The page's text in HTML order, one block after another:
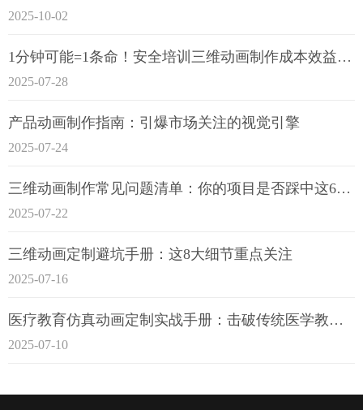
2025-10-02
1分钟可能=1条命！安全培训三维动画制作成本效益深度拆解
2025-07-28
产品动画制作指南：引爆市场关注的视觉引擎
2025-07-24
三维动画制作常见问题清单：你的项目是否踩中这6大技术雷区？
2025-07-22
三维动画定制避坑手册：这8大细节重点关注
2025-07-16
医疗教育仿真动画定制实战手册：击破传统医学教育7大痛点
2025-07-10